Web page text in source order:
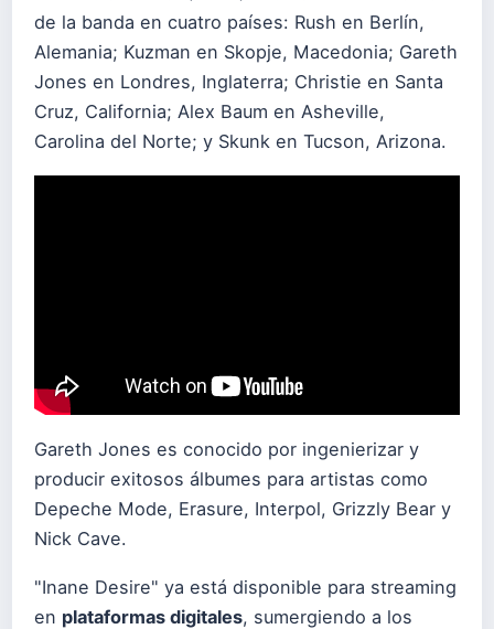
de la banda en cuatro países: Rush en Berlín,
Alemania; Kuzman en Skopje, Macedonia; Gareth
Jones en Londres, Inglaterra; Christie en Santa
Cruz, California; Alex Baum en Asheville,
Carolina del Norte; y Skunk en Tucson, Arizona.
Gareth Jones es conocido por ingenierizar y
producir exitosos álbumes para artistas como
Depeche Mode, Erasure, Interpol, Grizzly Bear y
Nick Cave.
"Inane Desire" ya está disponible para streaming
en plataformas digitales, sumergiendo a los